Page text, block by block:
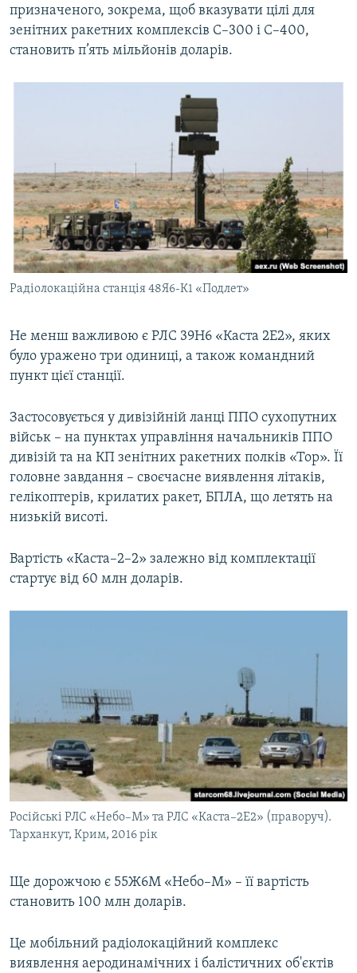
призначеного, зокрема, щоб вказувати цілі для
зенітних ракетних комплексів С–300 і С–400,
становить п’ять мільйонів доларів.
Радіолокаційна станція 48Я6-К1 «Подлет»
Не менш важливою є РЛС 39Н6 «Каста 2Е2», яких
було уражено три одиниці, а також командний
пункт цієї станції.
Застосовується у дивізійній ланці ППО сухопутних
військ – на пунктах управління начальників ППО
дивізій та на КП зенітних ракетних полків «Тор». Її
головне завдання – своєчасне виявлення літаків,
гелікоптерів, крилатих ракет, БПЛА, що летять на
низькій висоті.
Вартість «Каста–2–2» залежно від комплектації
стартує від 60 млн доларів.
Російські РЛС «Небо–М» та РЛС «Каста–2Е2» (праворуч).
Тарханкут, Крим, 2016 рік
Ще дорожчою є 55Ж6М «Небо–М» – її вартість
становить 100 млн доларів.
Це мобільний радіолокаційний комплекс
виявлення аеродинамічних і балістичних об'єктів